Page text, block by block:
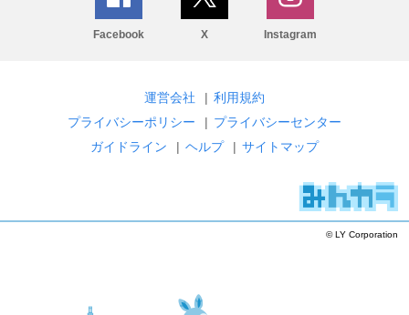
Facebook X Instagram
運営会社 | 利用規約
プライバシーポリシー
| プライバシーセンター
ガイドライン
| ヘルプ | サイトマップ
© LY Corporation